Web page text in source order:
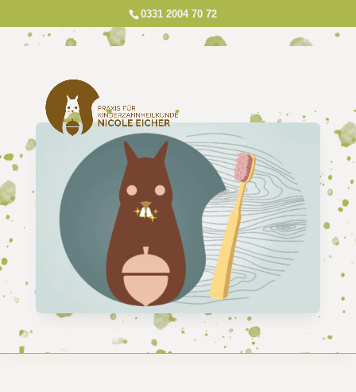
0331 2004 70 72